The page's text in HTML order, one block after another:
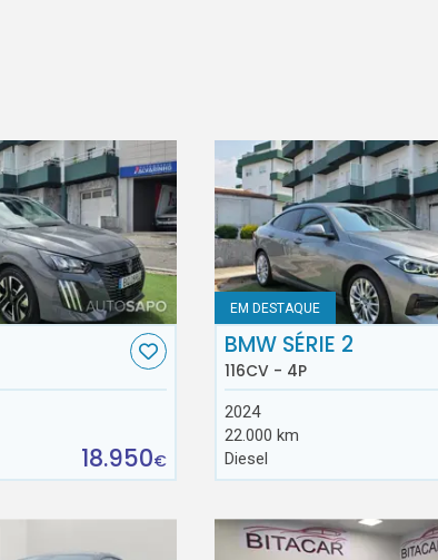
18.950€
EM DESTAQUE
BMW SÉRIE 2
116CV - 4P
2024
22.000 km
Diesel